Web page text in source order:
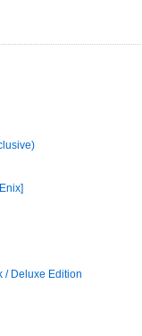
/ Deluxe Edition